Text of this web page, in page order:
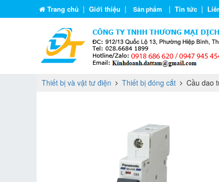
Trang chủ | Giới thiệu | Sản phẩm | Tin tức |
Thiết bị và vật tư điện Thiết bị đóng cắt Cầu dao